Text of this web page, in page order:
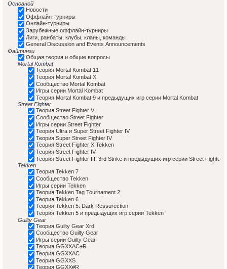
Основной
Новости
Оффлайн-турниры
Онлайн-турниры
Зарубежные оффлайн-турниры
Лиги, ранбаты, клубы, кланы, команды
General Discussion and Events Announcements
Файтинги
Общая теория и общие вопросы
Mortal Kombat
Теория Mortal Kombat 11
Теория Mortal Kombat X
Сообщество Mortal Kombat
Игры серии Mortal Kombat
Теория Mortal Kombat 9 и предыдущих игр серии Mortal Kombat
Street Fighter
Теория Street Fighter V
Сообщество Street Fighter
Игры серии Street Fighter
Теория Ultra и Super Street Fighter IV
Теория Super Street Fighter IV
Теория Street Fighter X Tekken
Теория Street Fighter IV
Теория Street Fighter III: 3rd Strike и предыдущих игр серии Street Fighter
Tekken
Теория Tekken 7
Сообщество Tekken
Игры серии Tekken
Теория Tekken Tag Tournament 2
Теория Tekken 6
Теория Tekken 5: Dark Ressurection
Теория Tekken 5 и предыдущих игр серии Tekken
Guilty Gear
Теория Guilty Gear Xrd
Сообщество Guilty Gear
Игры серии Guilty Gear
Теория GGXXAC+R
Теория GGXXAC
Теория GGXXS
Теория GGXX#R